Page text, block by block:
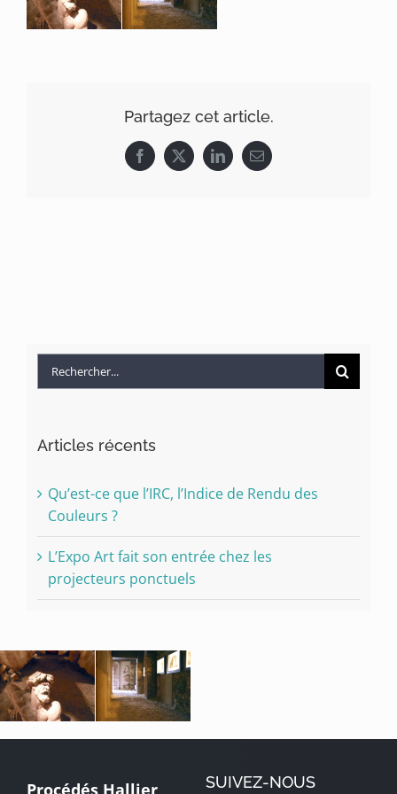
Produits
Partagez cet article.
Facebook
X LinkedInEmail
Rechercher:
Articles récents
Qu’est-ce que l’IRC, l’Indice de Rendu des
Couleurs ?
L’Expo Art fait son entrée chez les
projecteurs ponctuels
Procédés Hallier SUIVEZ-NOUS